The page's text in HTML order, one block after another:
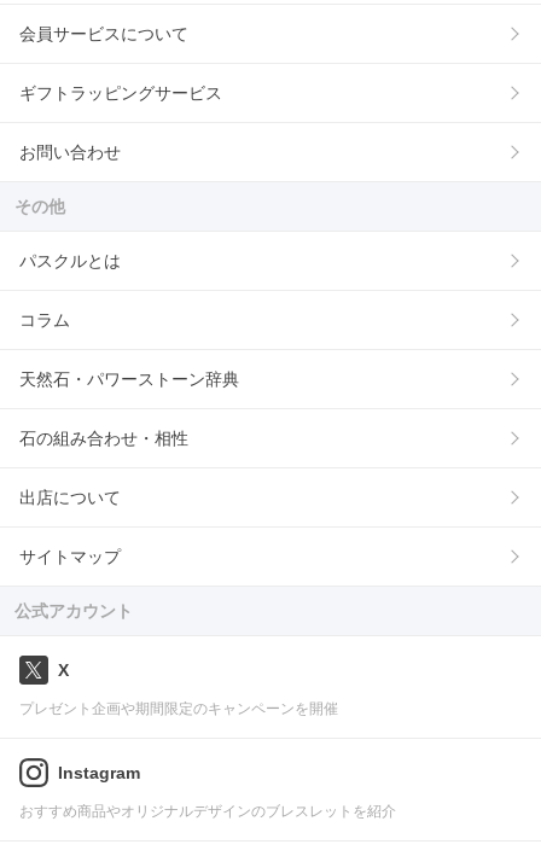
会員サービスについて
ギフトラッピングサービス
お問い合わせ
その他
パスクルとは
コラム
天然石・パワーストーン辞典
石の組み合わせ・相性
出店について
サイトマップ
公式アカウント
X
プレゼント企画や期間限定のキャンペーンを開催
Instagram
おすすめ商品やオリジナルデザインのブレスレットを紹介